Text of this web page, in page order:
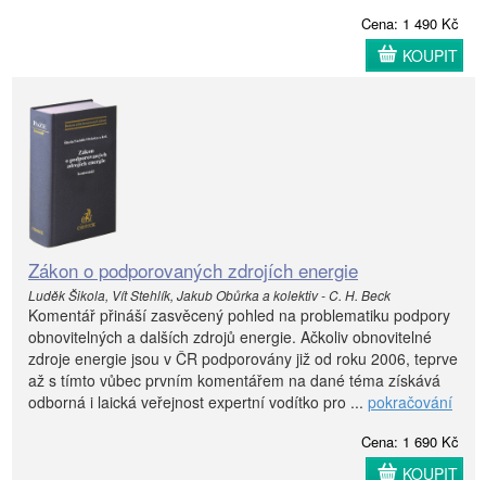
Cena: 1 490 Kč
KOUPIT
Zákon o podporovaných zdrojích energie
Luděk Šikola, Vít Stehlík, Jakub Obůrka a kolektiv - C. H. Beck
Komentář přináší zasvěcený pohled na problematiku podpory
obnovitelných a dalších zdrojů energie. Ačkoliv obnovitelné
zdroje energie jsou v ČR podporovány již od roku 2006, teprve
až s tímto vůbec prvním komentářem na dané téma získává
odborná i laická veřejnost expertní vodítko pro ... pokračování
Cena: 1 690 Kč
KOUPIT